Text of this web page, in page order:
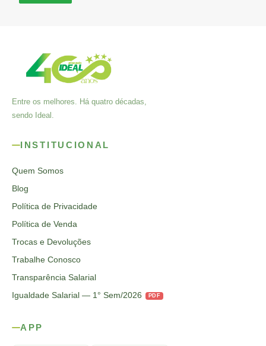
Entre os melhores. Há quatro décadas,
sendo Ideal.
INSTITUCIONAL
Quem Somos
Blog
Política de Privacidade
Política de Venda
Trocas e Devoluções
Trabalhe Conosco
Transparência Salarial
Igualdade Salarial — 1° Sem/2026
PDF
APP